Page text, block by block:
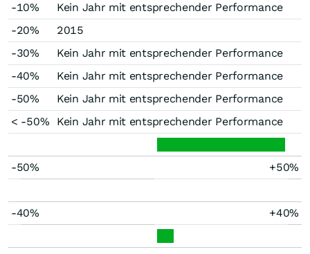
-10%
Kein Jahr mit entsprechender Performance
-20%
2015
-30%
Kein Jahr mit entsprechender Performance
-40%
Kein Jahr mit entsprechender Performance
-50%
Kein Jahr mit entsprechender Performance
< -50%
Kein Jahr mit entsprechender Performance
-50% +50%
-40% +40%